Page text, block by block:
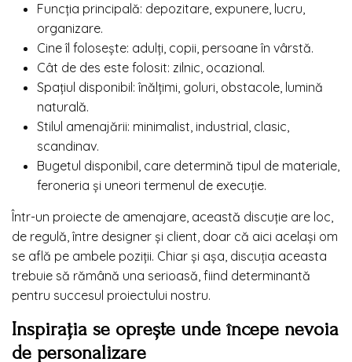
Funcția principală: depozitare, expunere, lucru,
organizare.
Cine îl folosește: adulți, copii, persoane în vârstă.
Cât de des este folosit: zilnic, ocazional.
Spațiul disponibil: înălțimi, goluri, obstacole, lumină
naturală.
Stilul amenajării: minimalist, industrial, clasic,
scandinav.
Bugetul disponibil, care determină tipul de materiale,
feroneria și uneori termenul de execuție.
Într-un proiecte de amenajare, această discuție are loc,
de regulă, între designer și client, doar că aici același om
se află pe ambele poziții. Chiar și așa, discuția aceasta
trebuie să rămână una serioasă, fiind determinantă
pentru succesul proiectului nostru.
Inspirația se oprește unde începe nevoia
de personalizare